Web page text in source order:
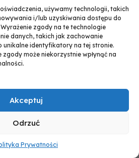
używamy technologii, takich
i/lub uzyskiwania dostępu do
zgody na te technologie
danych, takich jak zachowanie
unikalne identyfikatory na tej stronie.
może niekorzystnie wpłynąć na
Akceptuj
Odrzuć
Prywatności
poradzę sobie bez nich